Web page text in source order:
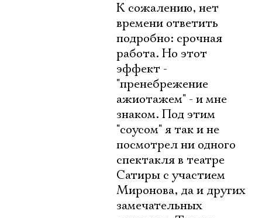
К сожалению, нет
времени ответить
подробно: срочная
работа. Но этот
эффект -
"пренебрежение
ажиотажем" - и мне
знаком. Под этим
"соусом" я так и не
посмотрел ни одного
спектакля в театре
Сатиры с участием
Миронова, да и других
замечательных